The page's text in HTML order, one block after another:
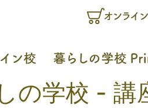
の学校 - 講